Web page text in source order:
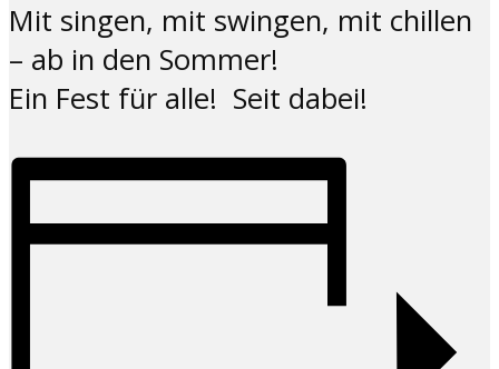
Mit singen, mit swingen, mit chillen
– ab in den Sommer!
Ein Fest für alle! Seit dabei!